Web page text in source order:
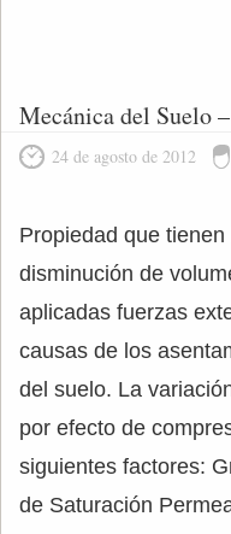
Mecánica del Suelo
24 de agosto de 2012
Propiedad que
disminución de
aplicadas fuerzas
causas de los
del suelo. La
por efecto de
siguientes factores:
de Saturación